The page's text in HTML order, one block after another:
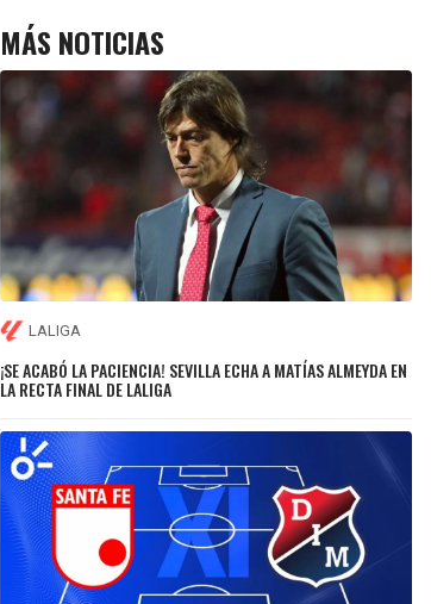
MÁS NOTICIAS
LALIGA
¡SE ACABÓ LA PACIENCIA! SEVILLA ECHA A MATÍAS ALMEYDA EN
LA RECTA FINAL DE LALIGA